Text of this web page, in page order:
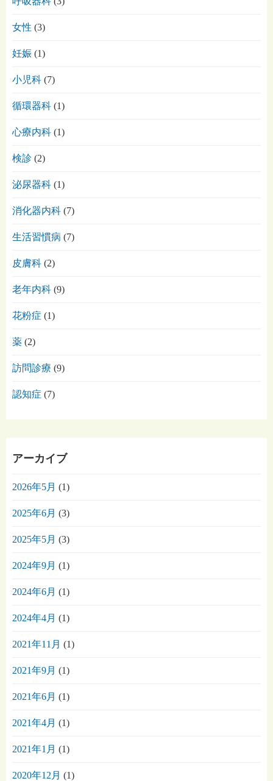
女性 (3)
妊娠 (1)
小児科 (7)
循環器科 (1)
心療内科 (1)
検診 (2)
泌尿器科 (1)
消化器内科 (7)
生活習慣病 (7)
皮膚科 (2)
老年内科 (9)
花粉症 (1)
薬 (2)
訪問診療 (9)
認知症 (7)
アーカイブ
2026年5月 (1)
2025年6月 (3)
2025年5月 (3)
2024年9月 (1)
2024年6月 (1)
2024年4月 (1)
2021年11月 (1)
2021年9月 (1)
2021年6月 (1)
2021年4月 (1)
2021年1月 (1)
2020年12月 (1)